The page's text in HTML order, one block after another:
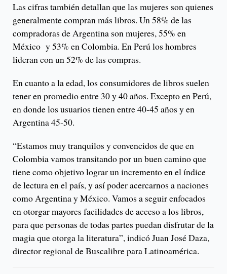
Las cifras también detallan que las mujeres son quienes
generalmente compran más libros. Un 58% de las
compradoras de Argentina son mujeres, 55% en
México y 53% en Colombia. En Perú los hombres
lideran con un 52% de las compras.
En cuanto a la edad, los consumidores de libros suelen
tener en promedio entre 30 y 40 años. Excepto en Perú,
en donde los usuarios tienen entre 40-45 años y en
Argentina 45-50.
“Estamos muy tranquilos y convencidos de que en
Colombia vamos transitando por un buen camino que
tiene como objetivo lograr un incremento en el índice
de lectura en el país, y así poder acercarnos a naciones
como Argentina y México. Vamos a seguir enfocados
en otorgar mayores facilidades de acceso a los libros,
para que personas de todas partes puedan disfrutar de la
magia que otorga la literatura”, indicó Juan José Daza,
director regional de Buscalibre para Latinoamérica.